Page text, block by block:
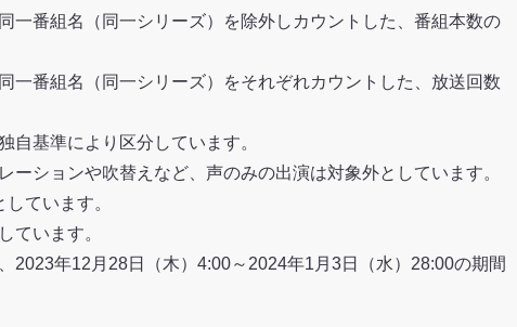
一番組名（同一シリーズ）を除外しカウントした、番組本数の
一番組名（同一シリーズ）をそれぞれカウントした、放送回数
基準により区分しています。
ションや吹替えなど、声のみの出演は対象外としています。
ています。
います。
年12月28日（木）4:00～2024年1月3日（水）28:00の期間